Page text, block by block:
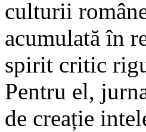
culturii
acumulată în
spirit critic
Pentru el,
de creație